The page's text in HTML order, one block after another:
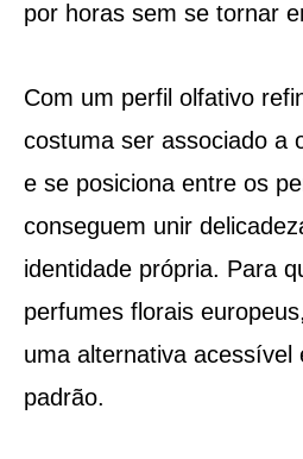
por horas sem se tornar
Com um perfil olfativo
costuma ser associado a
e se posiciona entre os
conseguem unir
identidade própria. Para
perfumes florais
uma alternativa acessível
padrão.